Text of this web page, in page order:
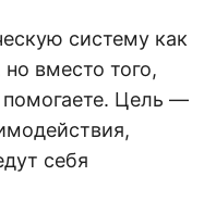
систему как
вместо того,
Цель —
себя